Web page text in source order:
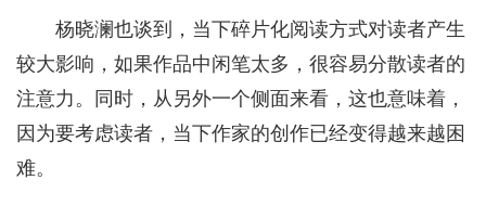
杨晓澜也谈到，当下碎片化阅读方式对读者产生
较大影响，如果作品中闲笔太多，很容易分散读者的
注意力。同时，从另外一个侧面来看，这也意味着，
因为要考虑读者，当下作家的创作已经变得越来越困
难。